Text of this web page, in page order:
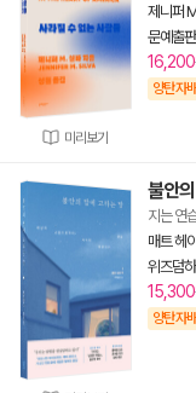
미리보기
제니퍼
문예출
16,200
양탄자
불안
지는 연
매트 헤
위즈덤
15,300
양탄자